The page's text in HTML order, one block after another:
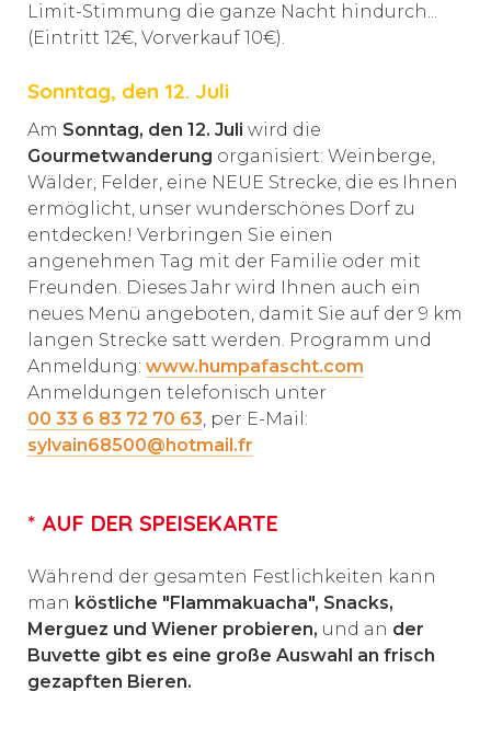
Limit-Stimmung die ganze Nacht hindurch...
(Eintritt 12€, Vorverkauf 10€).
Sonntag, den 12. Juli
Am Sonntag, den 12. Juli wird die
Gourmetwanderung organisiert: Weinberge,
Wälder, Felder, eine NEUE Strecke, die es Ihnen
ermöglicht, unser wunderschönes Dorf zu
entdecken! Verbringen Sie einen
angenehmen Tag mit der Familie oder mit
Freunden. Dieses Jahr wird Ihnen auch ein
neues Menü angeboten, damit Sie auf der 9 km
langen Strecke satt werden. Programm und
Anmeldung: www.humpafascht.com
Anmeldungen telefonisch unter
00 33 6 83 72 70 63, per E-Mail:
sylvain68500@hotmail.fr
* AUF DER SPEISEKARTE
Während der gesamten Festlichkeiten kann
man köstliche "Flammakuacha", Snacks,
Merguez und Wiener probieren, und an der
Buvette gibt es eine große Auswahl an frisch
gezapften Bieren.